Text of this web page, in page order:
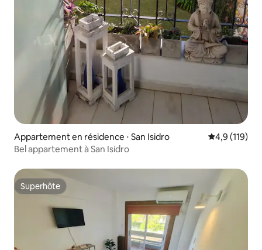
Appartement en résidence ⋅ San Isidro Évaluation
4,9 (119)
Bel appartement à San Isidro
Superhôte
Superhôte